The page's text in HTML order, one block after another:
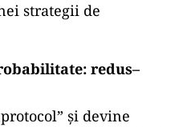
strategii de
redus–
și devine